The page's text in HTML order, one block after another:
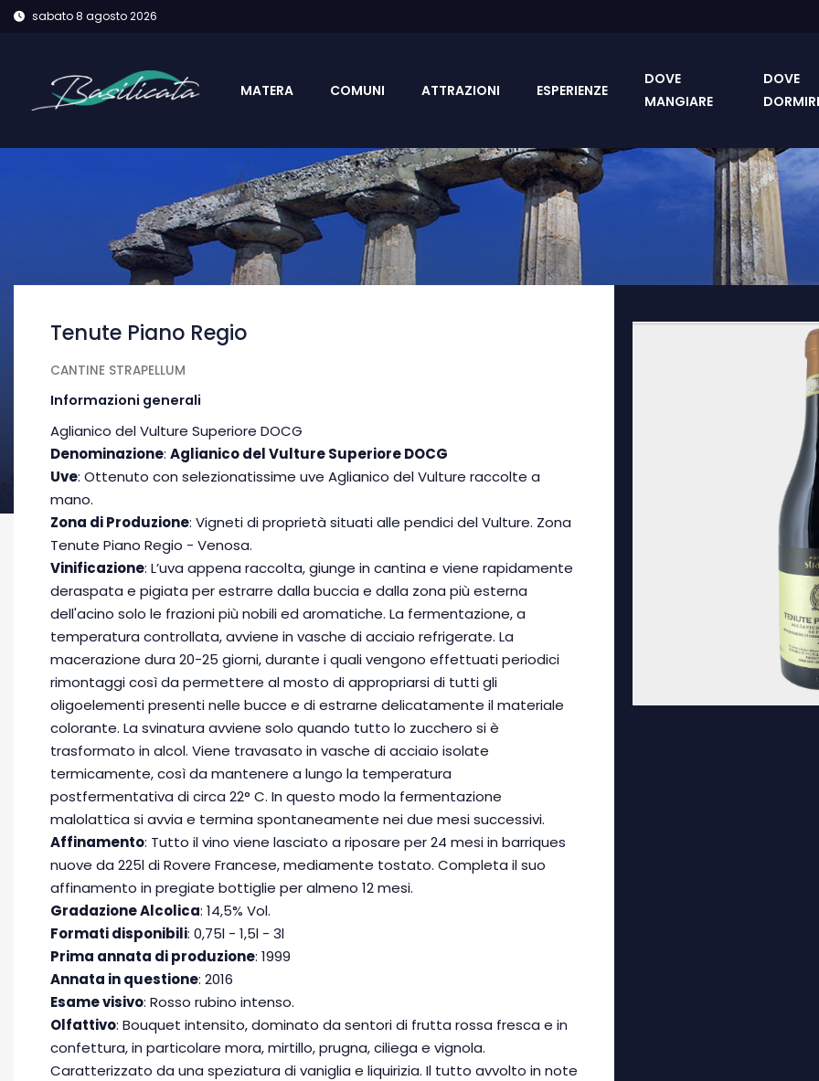
sabato 8 agosto 2026
MATERA COMUNI ATTRAZIONI ESPERIENZE
DOVE
MANGIARE
DOVE
Tenute Piano Regio
CANTINE STRAPELLUM
Informazioni generali
Aglianico del Vulture Superiore DOCG
Denominazione: Aglianico del Vulture Superiore DOCG
Uve: Ottenuto con selezionatissime uve Aglianico del Vulture raccolte a
mano.
Zona di Produzione: Vigneti di proprietà situati alle pendici del Vulture. Zona
Tenute Piano Regio - Venosa.
Vinificazione: L’uva appena raccolta, giunge in cantina e viene rapidamente
deraspata e pigiata per estrarre dalla buccia e dalla zona più esterna
dell'acino solo le frazioni più nobili ed aromatiche. La fermentazione, a
temperatura controllata, avviene in vasche di acciaio refrigerate. La
macerazione dura 20-25 giorni, durante i quali vengono effettuati periodici
rimontaggi così da permettere al mosto di appropriarsi di tutti gli
oligoelementi presenti nelle bucce e di estrarne delicatamente il materiale
colorante. La svinatura avviene solo quando tutto lo zucchero si è
trasformato in alcol. Viene travasato in vasche di acciaio isolate
termicamente, così da mantenere a lungo la temperatura
postfermentativa di circa 22° C. In questo modo la fermentazione
malolattica si avvia e termina spontaneamente nei due mesi successivi.
Affinamento: Tutto il vino viene lasciato a riposare per 24 mesi in barriques
nuove da 225l di Rovere Francese, mediamente tostato. Completa il suo
affinamento in pregiate bottiglie per almeno 12 mesi.
Gradazione Alcolica: 14,5% Vol.
Formati disponibili: 0,75l - 1,5l - 3l
Prima annata di produzione: 1999
Annata in questione: 2016
Esame visivo: Rosso rubino intenso.
Olfattivo: Bouquet intensito, dominato da sentori di frutta rossa fresca e in
confettura, in particolare mora, mirtillo, prugna, ciliega e vignola.
Caratterizzato da una speziatura di vaniglia e liquirizia. Il tutto avvolto in note